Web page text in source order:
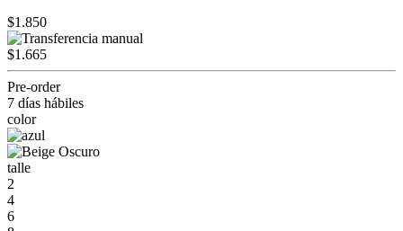
$1.850
$1.665
Pre-order
7 días hábiles
color
talle
2
4
6